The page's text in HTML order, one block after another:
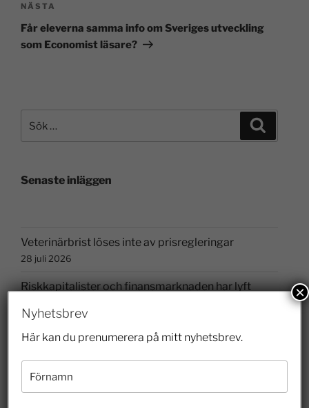
NÄSTA
Får eleverna samma info om Sveriges utveckling
som Economist läsare?
Senaste inläggen
Veterinärbrist löses inte av prisregleringar
28 juli 2026
Riskkapitalister och finansmarknaden har lyft
26 juli 2026
10 juli 2026
Borgvik illustrerar hur entreprenörer bidrar till
Nyhetsbrev
Här kan du prenumerera på mitt nyhetsbrev.
×